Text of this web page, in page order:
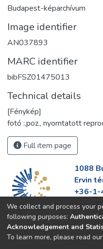
Budapest-képarchívum
Image identifier
AN037893
MARC identifier
bibFSZ01475013
Technical details
[Fénykép]
fotó :,poz., nyomtatott
Full item page
1088
Ervin
+36-1-
https://
We collect and process your
following purposes:
Acknowledgement and
To learn more, please read our